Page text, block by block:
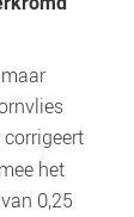
corrigeert
het
0,25